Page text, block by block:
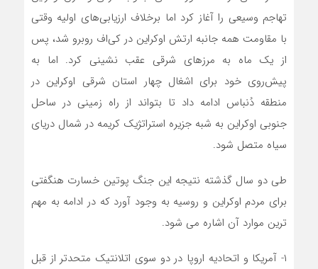
تهاجم وسیعی را آغاز کرد اما برخلاف ارزیابی‌های اولیه وقتی
با مقاومت همه جانبه ارتش اوکراین در کی‌اف روبرو شد، پس
از یک ماه به مرزهای شرقی عقب نشینی کرد. اما به
پیش‌روی خود برای اشغال چهار استان شرقی اوکراین در
منطقه دُنباس ادامه داد تا بتواند از راه زمینی در ساحل
جنوبی اوکراین به شبه جزیره استراتژیک کریمه در شمال دریای
سیاه متصل شود.
طی دو سال گذشته نتیجه این جنگ پوتین خسارت هنگفتی
برای مردم اوکراین و روسیه به وجود آورد که در ادامه به مهم
ترین موارد آن اشاره می شود.
۱- آمریکا و اتحادیه اروپا در دو سوی اتلانتیک متحدتر از قبل